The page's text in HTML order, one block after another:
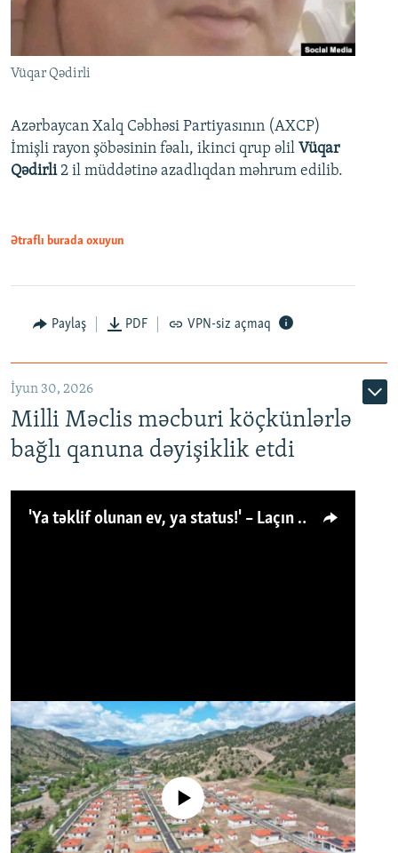
Vüqar Qədirli
Azərbaycan Xalq Cəbhəsi Partiyasının (AXCP)
İmişli rayon şöbəsinin fəalı, ikinci qrup əlil Vüqar
Qədirli2 il müddətinə azadlıqdan məhrum edilib.
Ətraflı burada oxuyun
Paylaş PDF VPN-siz açmaq
İyun 30, 2026
Milli Məclis məcburi köçkünlərlə
bağlı qanuna dəyişiklik etdi
'Ya təklif olunan ev, ya status!' – Laçın köçkünü: 'Laçından başqa heç hara!'
No media source currently available